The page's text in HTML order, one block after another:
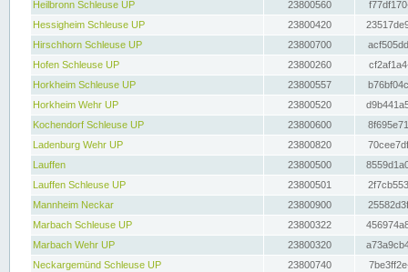
Heilbronn Schleuse UP
23800560
Hessigheim Schleuse UP
23800420
Hirschhorn Schleuse UP
23800700
Hofen Schleuse UP
23800260
Horkheim Schleuse UP
23800557
Horkheim Wehr UP
23800520
Kochendorf Schleuse UP
23800600
Ladenburg Wehr UP
23800820
Lauffen
23800500
Lauffen Schleuse UP
23800501
Mannheim Neckar
23800900
Marbach Schleuse UP
23800322
Marbach Wehr UP
23800320
Neckargemünd Schleuse UP
23800740